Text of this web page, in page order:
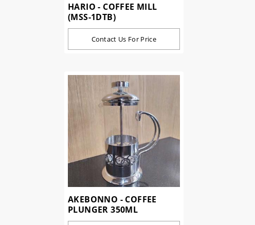
HARIO - COFFEE MILL
(MSS-1DTB)
Contact Us For Price
AKEBONNO - COFFEE
PLUNGER 350ML